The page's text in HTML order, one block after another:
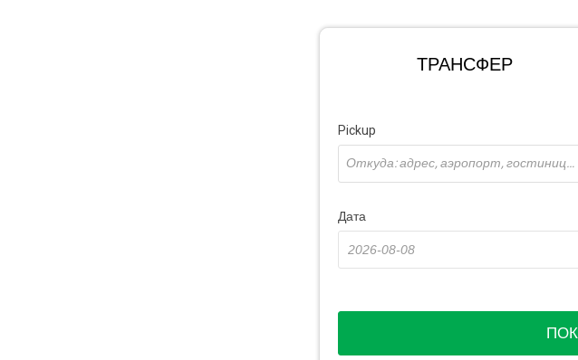
ТРАНСФЕР
Pickup
Откуда: адрес, аэропорт, гостиница ...
Дата